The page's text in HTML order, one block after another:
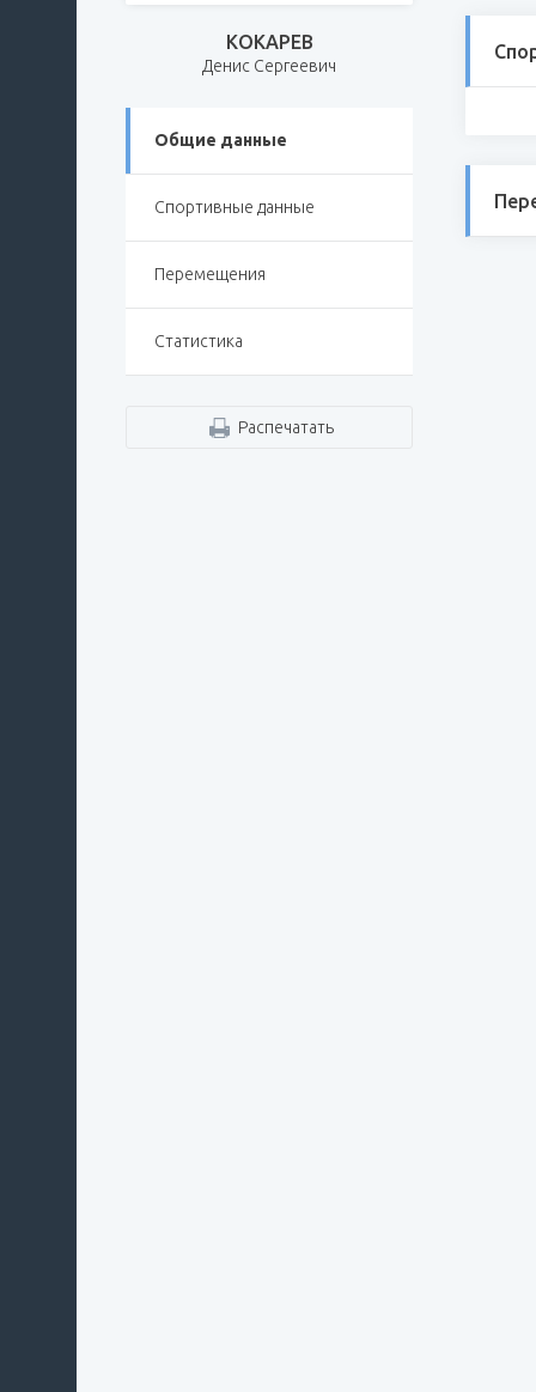
КОКАРЕВ
Денис Сергеевич
Общие данные
Спортивные данные
Перемещения
Статистика
Распечатать